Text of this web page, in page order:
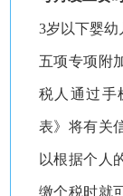
3岁以下婴
五项专项附
税人通过手
表》将有关
以根据个人
缴个税时就